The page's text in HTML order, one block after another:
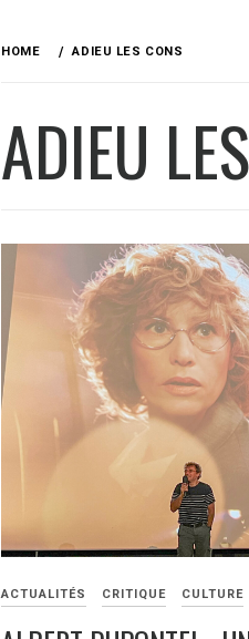
HOME ADIEU LES CONS
ADIEU
ACTUALITÉS CRITIQUE CULTURE